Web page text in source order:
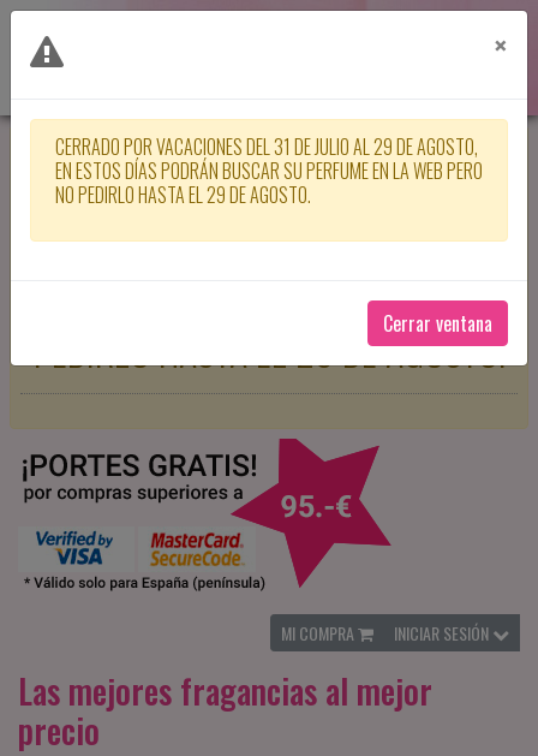
CERRADO POR VACACIONES DEL 31
DE JULIO AL 29 DE AGOSTO, EN
ESTOS DÍAS PODRÁN BUSCAR SU
PERFUME EN LA WEB PERO NO
PEDIRLO HASTA EL 29 DE AGOSTO.
MI COMPRA INICIAR SESIÓN
Las mejores fragancias al mejor
precio
×
CERRADO POR VACACIONES DEL 31 DE JULIO AL 29 DE AGOSTO,
EN ESTOS DÍAS PODRÁN BUSCAR SU PERFUME EN LA WEB PERO
NO PEDIRLO HASTA EL 29 DE AGOSTO.
Cerrar ventana